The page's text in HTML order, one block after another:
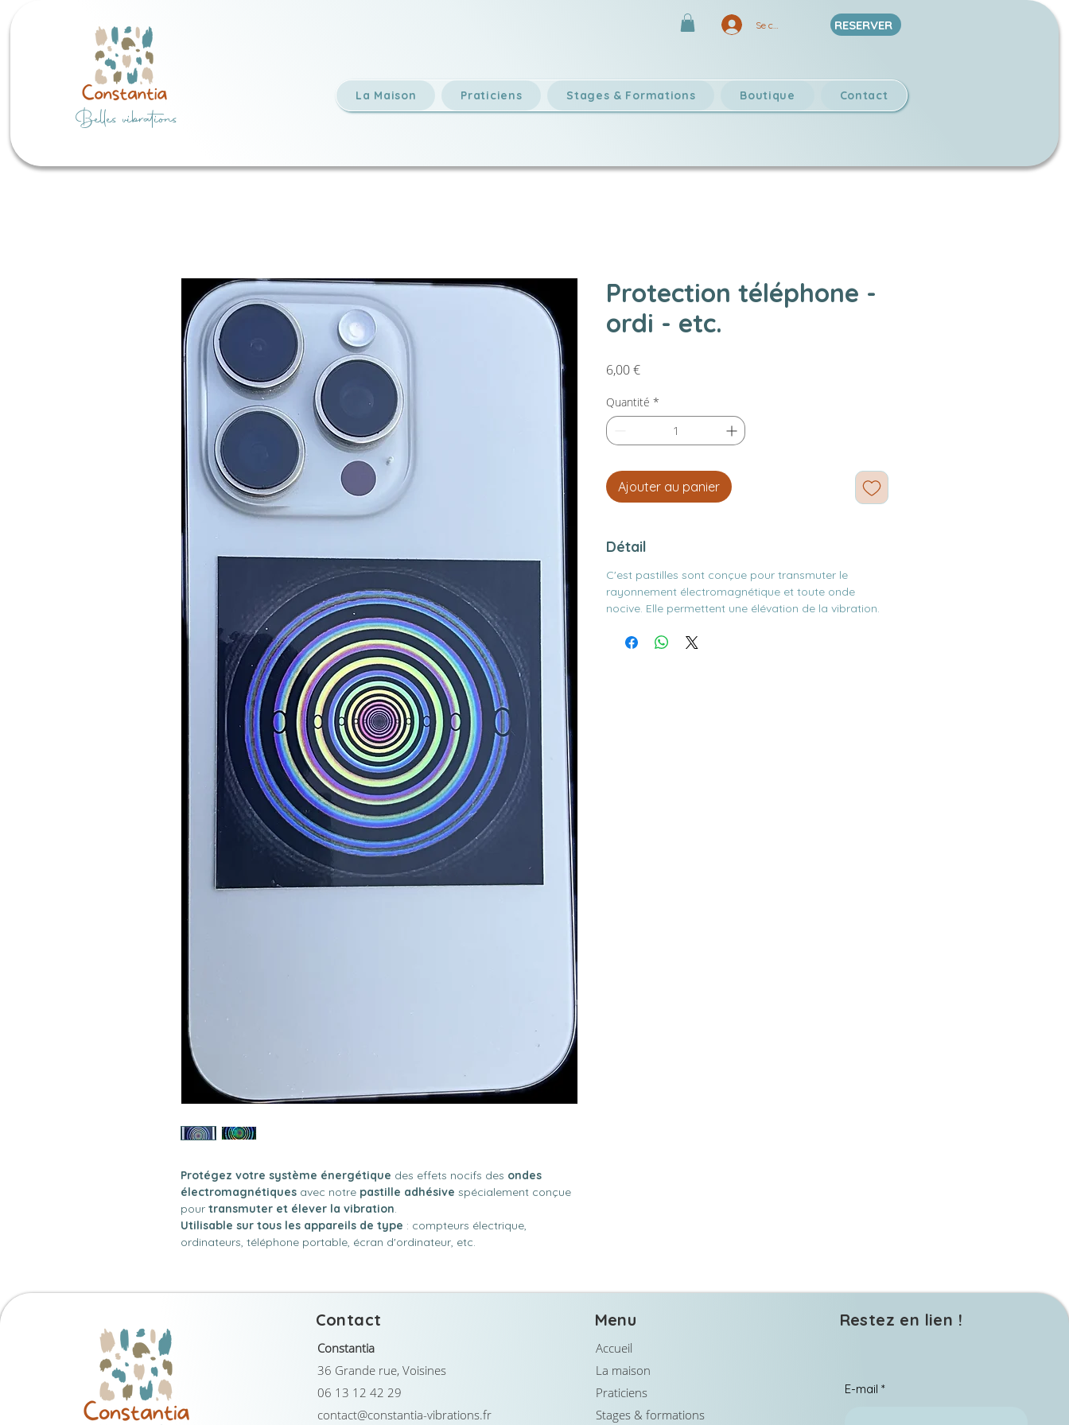
Belles vibrations
Se connecter RESERVER
La Maison Praticiens Stages & Formations Boutique Contact
Protégez votre système énergétique des effets nocifs des ondes
électromagnétiques avec notre pastille adhésive spécialement conçue
pour transmuter et élever la vibration.
Utilisable sur tous les appareils de type : compteurs électrique,
ordinateurs, téléphone portable, écran d'ordinateur, etc.
Protection téléphone -
ordi - etc.
6,00 €Prix
Quantité *
Ajouter au panier
Détail
C'est pastilles sont conçue pour transmuter le
rayonnement électromagnétique et toute onde
nocive. Elle permettent une élévation de la vibration.
Contact
Constantia
36 Grande rue, Voisines
06 13 12 42 29
contact@constantia-vibrations.fr
Menu
Accueil
La maison
Praticiens
Stages & formations
Restez en lien !
E-mail